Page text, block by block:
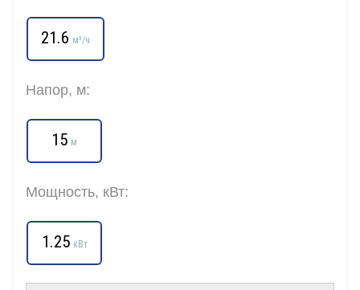
21.6 м³/ч
Напор, м:
15 м
Мощность, кВт:
1.25 кВт